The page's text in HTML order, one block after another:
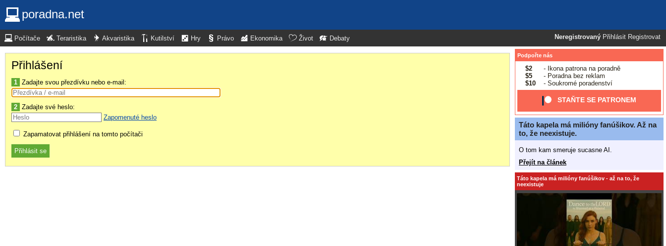
poradna.net
Neregistrovaný Přihlásit Registrovat
Počítače Teraristika Akvaristika Kutilství Hry Právo Ekonomika Život Debaty
Přihlášení
1 Zadajte svou přezdívku nebo e-mail:
2 Zadajte své heslo:
Zapomenuté heslo
Zapamatovat přihlášení na tomto počítači
Podpořte nás
$2
- Ikona patrona na poradně
$5
- Poradna bez reklam
$10
- Soukromé poradenství
STAŇTE SE PATRONEM
Táto kapela má milióny fanúšikov. Až na
to, že neexistuje.
O tom kam smeruje sucasne AI.
Přejít na článek
Táto kapela má milióny fanúšikov - až na to, že
neexistuje